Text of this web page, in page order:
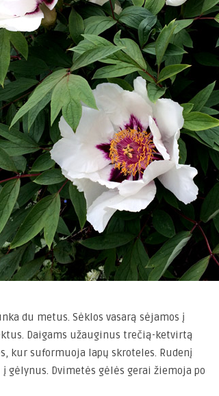
du metus. Sėklos vasarą sėjamos į
Daigams užauginus trečią-ketvirtą
kur suformuoja lapų skroteles. Rudenį
gėlynus. Dvimetės gėlės gerai žiemoja po